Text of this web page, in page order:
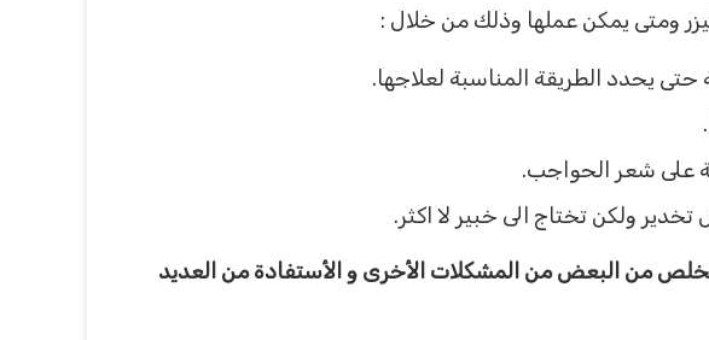
ومتى يمكن عملها وذلك من خلال :
يحدد الطريقة المناسبة لعلاجها.
على شعر الحواجب.
ولكن تختاج الى خبير لا اكثر.
من البعض من المشكلات الأخرى و الأستفادة من العديد